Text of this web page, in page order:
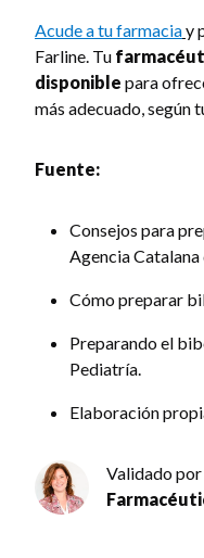
Acude a tu farmaciay
Farline. Tu
disponible para
más adecuado, según
Fuente:
Consejos para
Agencia
Cómo preparar
Preparando el
Pediatría.
Elaboración
Validado por